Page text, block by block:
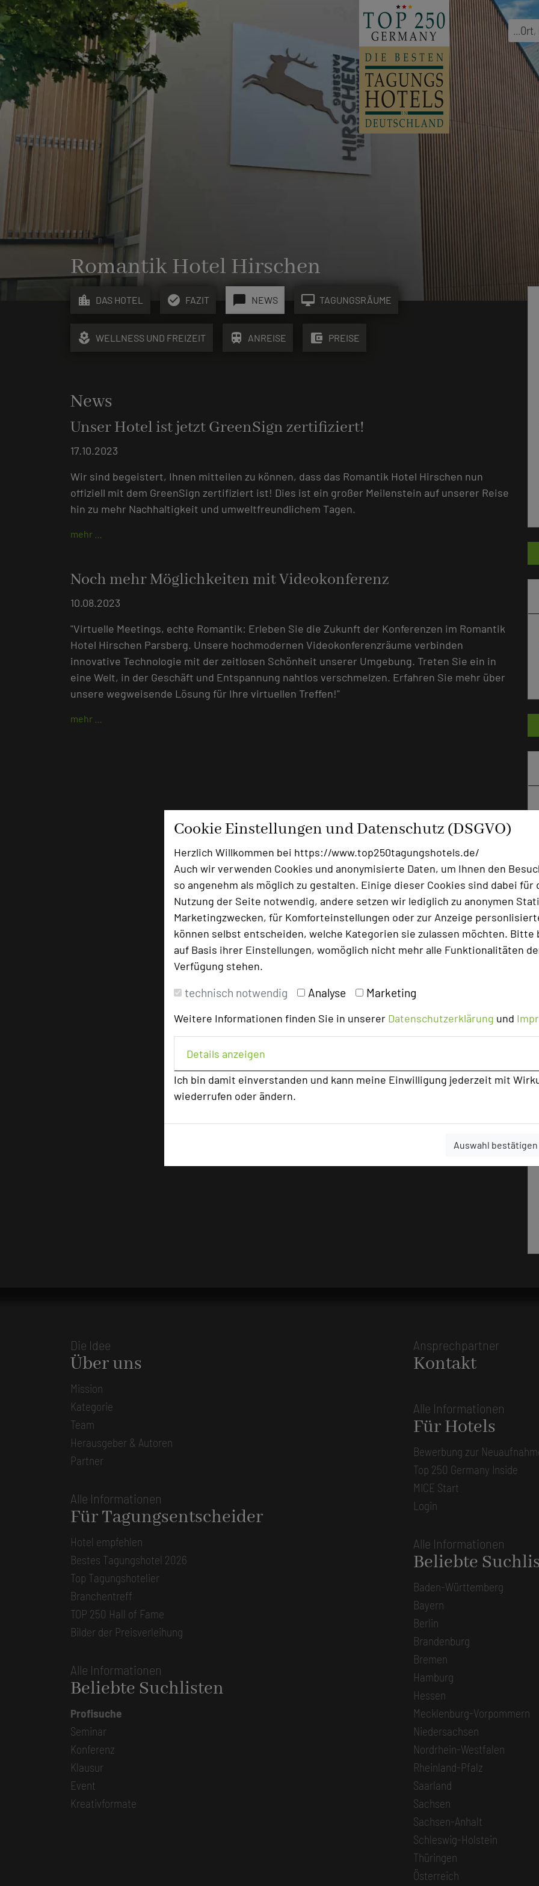
Cookie Einstellungen und Datenschutz (DSGVO)
Herzlich Willkommen bei https://www.top250tagungshotels.de/
Auch wir verwenden Cookies und anonymisierte Daten, um Ihnen den
so angenehm als möglich zu gestalten. Einige dieser Cookies sind dabei für
Nutzung der Seite notwendig, andere setzen wir lediglich zu anonymen
Marketingzwecken, für Komforteinstellungen oder zur Anzeige
können selbst entscheiden, welche Kategorien sie zulassen möchten. Bitte
auf Basis ihrer Einstellungen, womöglich nicht mehr alle Funktionalitäten
Verfügung stehen.
technisch notwendig Analyse Marketing
Weitere Informationen finden Sie in unserer Datenschutzerklärung und
Details anzeigen
Ich bin damit einverstanden und kann meine Einwilligung jederzeit mit
wiederrufen oder ändern.
Auswahl bestätigen
...Ort,
Romantik Hotel Hirschen
location_city DAS HOTEL check_circle FAZIT chat_bubble NEWS desktop_mac TAGUNGSRÄUME
local_florist WELLNESS UND FREIZEIT train ANREISE account_balance_wallet PREISE
News
Unser Hotel ist jetzt GreenSign zertifiziert!
17.10.2023
Wir sind begeistert, Ihnen mitteilen zu können, dass das Romantik Hotel Hirschen nun
offiziell mit dem GreenSign zertifiziert ist! Dies ist ein großer Meilenstein auf unserer Reise
hin zu mehr Nachhaltigkeit und umweltfreundlichem Tagen.
mehr …
Noch mehr Möglichkeiten mit Videokonferenz
10.08.2023
"Virtuelle Meetings, echte Romantik: Erleben Sie die Zukunft der Konferenzen im Romantik
Hotel Hirschen Parsberg. Unsere hochmodernen Videokonferenzräume verbinden
innovative Technologie mit der zeitlosen Schönheit unserer Umgebung. Treten Sie ein in
eine Welt, in der Geschäft und Entspannung nahtlos verschmelzen. Erfahren Sie mehr über
unsere wegweisende Lösung für Ihre virtuellen Treffen!"
mehr …
Die Idee
Über uns
Mission
Kategorie
Team
Herausgeber & Autoren
Partner
Alle Informationen
Für Tagungsentscheider
Hotel empfehlen
Bestes Tagungshotel 2026
Top Tagungshotelier
Branchentreff
TOP 250 Hall of Fame
Bilder der Preisverleihung
Alle Informationen
Beliebte Suchlisten
Profisuche
Seminar
Konferenz
Klausur
Event
Kreativformate
Ansprechpartner
Kontakt
Alle Informationen
Für Hotels
Bewerbung zur
Top 250 Germany Inside
MICE Start
Login
Alle Informationen
Beliebte
Baden-Württemberg
Bayern
Berlin
Brandenburg
Bremen
Hamburg
Hessen
Mecklenburg-Vorpommern
Niedersachsen
Nordrhein-Westfalen
Rheinland-Pfalz
Saarland
Sachsen
Sachsen-Anhalt
Schleswig-Holstein
Thüringen
Österreich